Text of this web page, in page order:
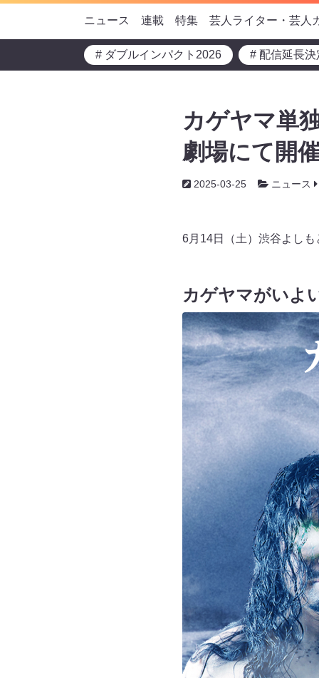
ニュース 連載 特集 芸人ライター・芸人
# ダブルインパクト2026 # 配信延長決
カゲヤマ単
劇場にて開
2025-03-25 ニュース
6月14日（土）渋谷よし
カゲヤマがいよ